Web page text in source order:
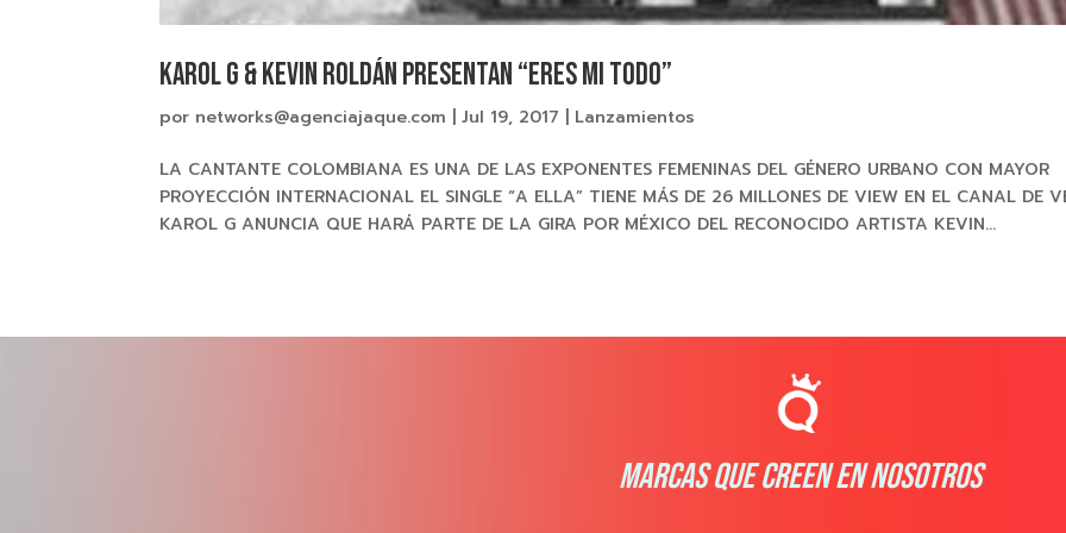
KAROL G & KEVIN ROLDÁN presentan “ERES MI TODO”
por networks@agenciajaque.com |Jul 19, 2017 Lanzamientos
LA CANTANTE COLOMBIANA ES UNA DE LAS EXPONENTES FEMENINAS DEL GÉNERO URBANO CON MAYOR
PROYECCIÓN INTERNACIONAL EL SINGLE “A ELLA” TIENE MÁS DE 26 MILLONES DE VIEW EN EL CANAL DE
KAROL G ANUNCIA QUE HARÁ PARTE DE LA GIRA POR MÉXICO DEL RECONOCIDO ARTISTA KEVIN...
MARCAS QUE CREEN EN NOSOTROS